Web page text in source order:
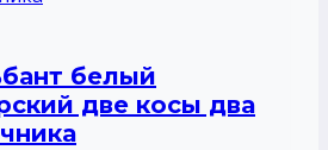
белый
две косы два